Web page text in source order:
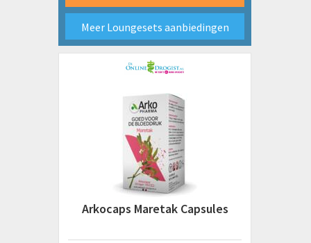
Meer Loungesets aanbiedingen
Arkocaps Maretak Capsules